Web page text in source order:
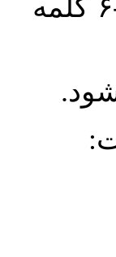
واژگان کلیدی بلافاصله پس از چکیده فارسی و انگلیسی و بین ۴-۶ کلمه